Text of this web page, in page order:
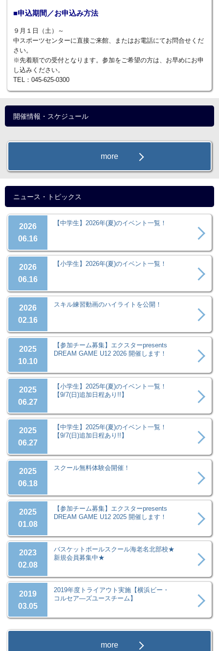
■申込期間／お申込み方法
９月１日（土）～
中スポーツセンターに直接ご来館、またはお電話にてお問合せくだ
さい。
※先着順での受付となります。参加をご希望の方は、お早めにお申
し込みください。
TEL：045-625-0300
開催情報・スケジュール
more
ニュース・トピックス
2026
06.16
【中学生】2026年(夏)のイベント一覧！
2026
06.16
【小学生】2026年(夏)のイベント一覧！
2026
02.16
スキル練習動画のハイライトを公開！
2025
10.10
【参加チーム募集】エクスターpresents
DREAM GAME U12 2026 開催します！
2025
06.27
【小学生】2025年(夏)のイベント一覧！
【9/7(日)追加日程あり!!】
2025
06.27
【中学生】2025年(夏)のイベント一覧！
【9/7(日)追加日程あり!!】
2025
06.18
スクール無料体験会開催！
2025
01.08
【参加チーム募集】エクスターpresents
DREAM GAME U12 2025 開催します！
2023
02.08
バスケットボールスクール海老名北部校★
新規会員募集中★
2019
03.05
2019年度トライアウト実施【横浜ビー・
コルセア―ズユースチーム】
more